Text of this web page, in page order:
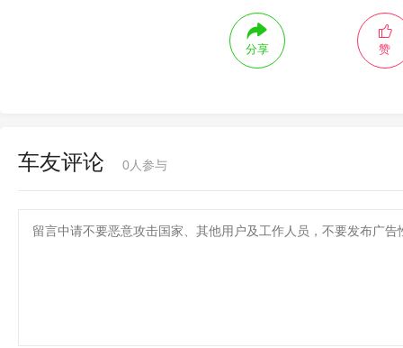
分享 赞
车友评论 0 人参与